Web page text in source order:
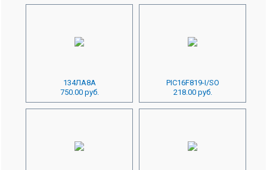
134ЛА8А
750.00 руб.
PIC16F819-I/SO
218.00 руб.